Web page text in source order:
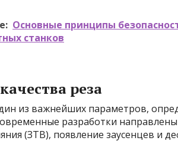
Основные принципы
станков
реза
из важнейших параметров,
разработки
(ЗТВ), появление заусенцев и